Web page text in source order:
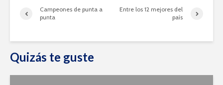
Campeones de punta a
punta
Entre los 12 mejores del
país
Quizás te guste